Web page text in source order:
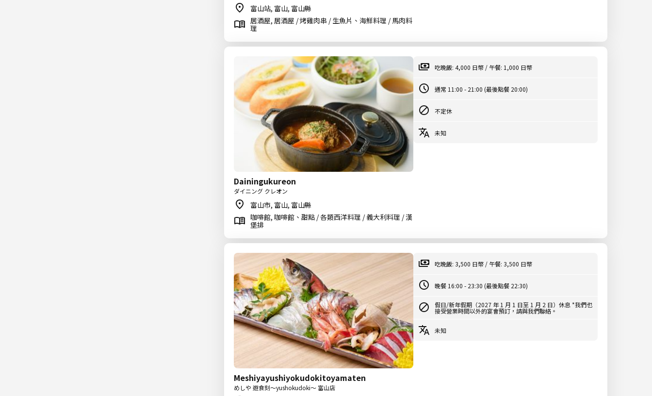
富山站, 富山, 富山縣
居酒屋, 居酒屋 / 烤雞肉串 / 生魚片、海鮮料理 / 馬肉料
理
Dainingukureon
ダイニング クレオン
富山市, 富山, 富山縣
咖啡館, 咖啡館、甜點 / 各類西洋料理 / 義大利料理 / 漢
堡排
吃晚飯: 4,000 日幣 / 午餐: 1,000 日幣
通常 11:00 - 21:00 (最後點餐 20:00)
不定休
未知
Meshiyayushiyokudokitoyamaten
めしや 遊食刻～yushokudoki～ 富山店
吃晚飯: 3,500 日幣 / 午餐: 3,500 日幣
晚餐 16:00 - 23:30 (最後點餐 22:30)
假日/新年假期（2027 年 1 月 1 日至 1 月 2 日）休息 *我們也
接受營業時間以外的宴會預訂，請與我們聯絡。
未知